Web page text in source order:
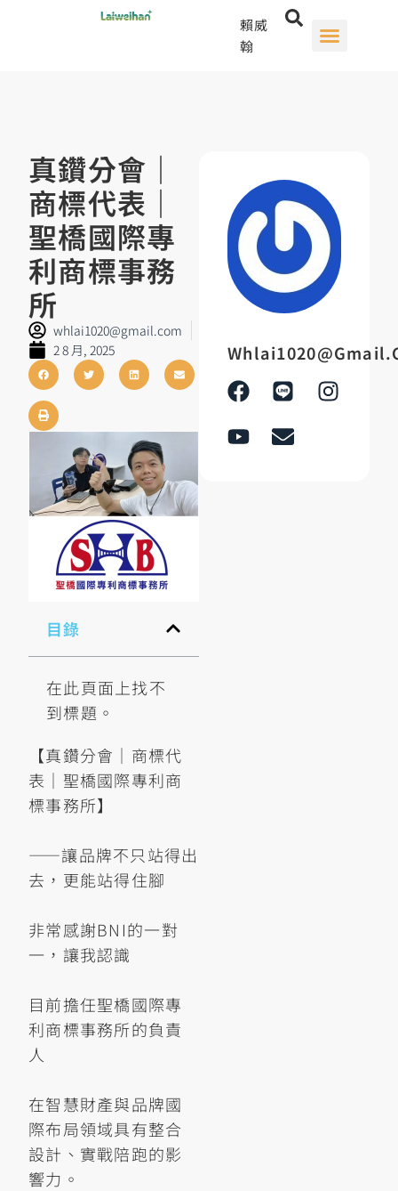
賴威
翰
真鑽分會｜
商標代表｜
聖橋國際專
利商標事務
所
whlai1020@gmail.com
2 8 月, 2025
目錄
在此頁面上找不
到標題。
【真鑽分會｜商標代
表｜聖橋國際專利商
標事務所】
——讓品牌不只站得出
去，更能站得住腳
非常感謝BNI的一對
一，讓我認識
目前擔任聖橋國際專
利商標事務所的負責
人
在智慧財產與品牌國
際布局領域具有整合
設計、實戰陪跑的影
響力。